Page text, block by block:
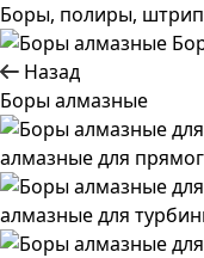
Боры, полиры,
Назад
Боры алмазные
алмазные для
алмазные для